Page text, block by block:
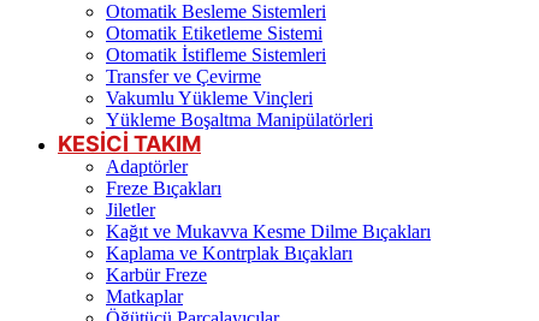
Otomatik Besleme Sistemleri
Otomatik Etiketleme Sistemi
Otomatik İstifleme Sistemleri
Transfer ve Çevirme
Vakumlu Yükleme Vinçleri
Yükleme Boşaltma Manipülatörleri
KESİCİ TAKIM
Adaptörler
Freze Bıçakları
Jiletler
Kağıt ve Mukavva Kesme Dilme Bıçakları
Kaplama ve Kontrplak Bıçakları
Karbür Freze
Matkaplar